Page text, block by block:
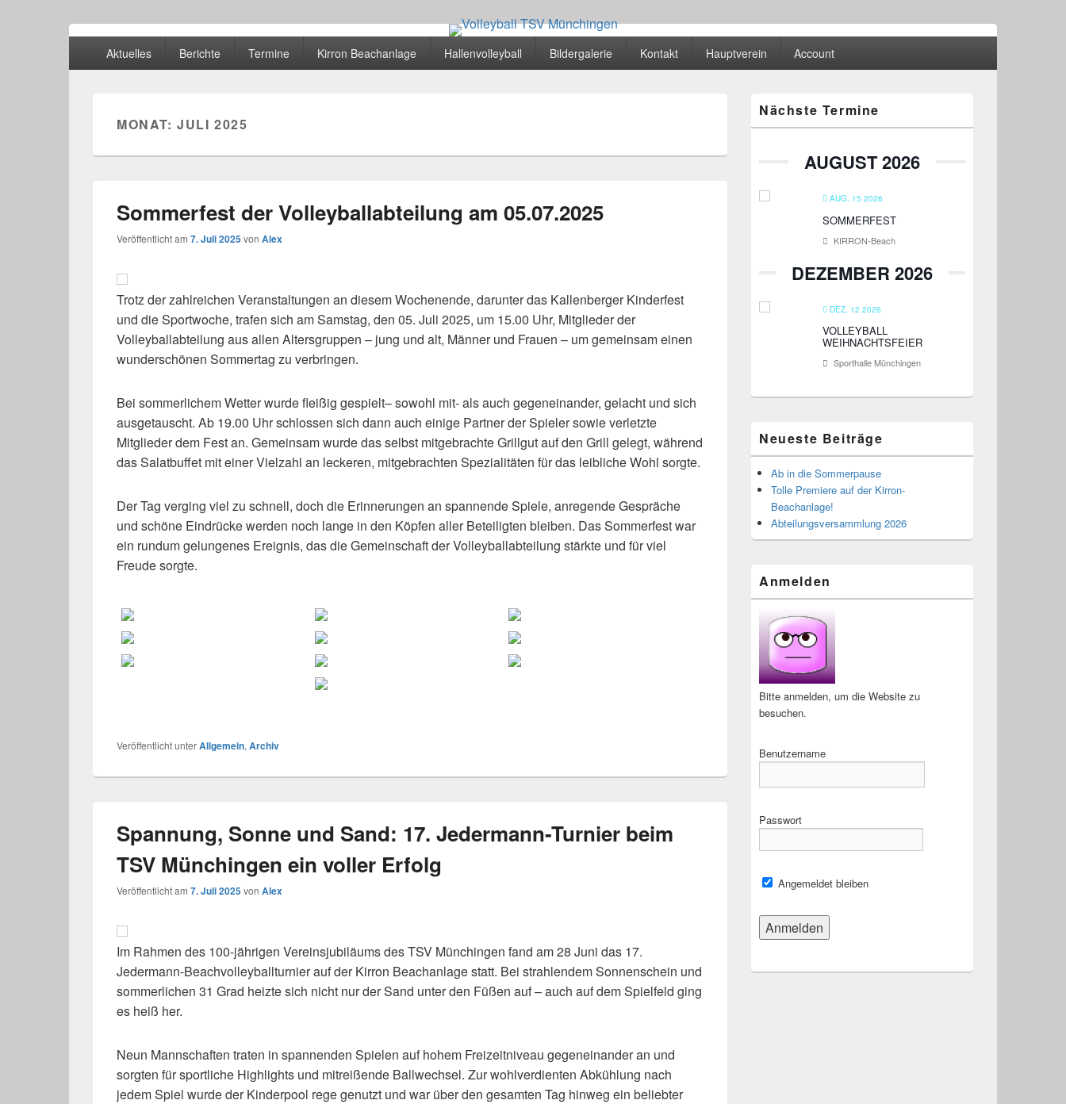
Volleyball TSV Münchingen
Abteilung Volleyball
Aktuelles Berichte Termine Kirron Beachanlage Hallenvolleyball Bildergalerie Kontakt Hauptverein Account
MONAT:JULI 2025
Sommerfest der Volleyballabteilung am 05.07.2025
Veröffentlicht am 7. Juli 2025von Alex
Trotz der zahlreichen Veranstaltungen an diesem Wochenende, darunter das Kallenberger Kinderfest
und die Sportwoche, trafen sich am Samstag, den 05. Juli 2025, um 15.00 Uhr, Mitglieder der
Volleyballabteilung aus allen Altersgruppen – jung und alt, Männer und Frauen – um gemeinsam einen
wunderschönen Sommertag zu verbringen.
Bei sommerlichem Wetter wurde fleißig gespielt– sowohl mit- als auch gegeneinander, gelacht und sich
ausgetauscht. Ab 19.00 Uhr schlossen sich dann auch einige Partner der Spieler sowie verletzte
Mitglieder dem Fest an. Gemeinsam wurde das selbst mitgebrachte Grillgut auf den Grill gelegt, während
das Salatbuffet mit einer Vielzahl an leckeren, mitgebrachten Spezialitäten für das leibliche Wohl sorgte.
Der Tag verging viel zu schnell, doch die Erinnerungen an spannende Spiele, anregende Gespräche
und schöne Eindrücke werden noch lange in den Köpfen aller Beteiligten bleiben. Das Sommerfest war
ein rundum gelungenes Ereignis, das die Gemeinschaft der Volleyballabteilung stärkte und für viel
Freude sorgte.
Veröffentlicht unterAllgemein, Archiv
Spannung, Sonne und Sand: 17. Jedermann-Turnier beim
TSV Münchingen ein voller Erfolg
Veröffentlicht am 7. Juli 2025von Alex
Im Rahmen des 100-jährigen Vereinsjubiläums des TSV Münchingen fand am 28 Juni das 17.
Jedermann-Beachvolleyballturnier auf der Kirron Beachanlage statt. Bei strahlendem Sonnenschein und
sommerlichen 31 Grad heizte sich nicht nur der Sand unter den Füßen auf – auch auf dem Spielfeld ging
es heiß her.
Neun Mannschaften traten in spannenden Spielen auf hohem Freizeitniveau gegeneinander an und
sorgten für sportliche Highlights und mitreißende Ballwechsel. Zur wohlverdienten Abkühlung nach
jedem Spiel wurde der Kinderpool rege genutzt und war über den gesamten Tag hinweg ein beliebter
Seitenleisten-
Widgetbereich
Nächste Termine
AUGUST 2026
AUG. 15 2026
SOMMERFEST
KIRRON-Beach
DEZEMBER 2026
DEZ. 12 2026
VOLLEYBALL
WEIHNACHTSFEIER
Sporthalle Münchingen
Neueste Beiträge
Ab in die Sommerpause
Tolle Premiere auf der Kirron-
Beachanlage!
Abteilungsversammlung 2026
Anmelden
Bitte anmelden, um die Website zu
besuchen.
Benutzername
Passwort
Angemeldet bleiben